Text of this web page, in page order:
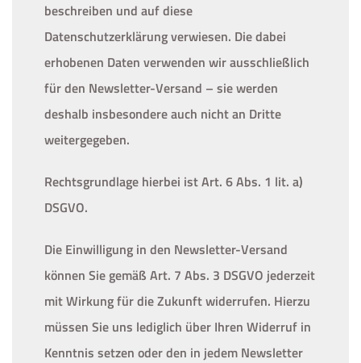
beschreiben und auf diese
Datenschutzerklärung verwiesen. Die dabei
erhobenen Daten verwenden wir ausschließlich
für den Newsletter-Versand – sie werden
deshalb insbesondere auch nicht an Dritte
weitergegeben.
Rechtsgrundlage hierbei ist Art. 6 Abs. 1 lit. a)
DSGVO.
Die Einwilligung in den Newsletter-Versand
können Sie gemäß Art. 7 Abs. 3 DSGVO jederzeit
mit Wirkung für die Zukunft widerrufen. Hierzu
müssen Sie uns lediglich über Ihren Widerruf in
Kenntnis setzen oder den in jedem Newsletter